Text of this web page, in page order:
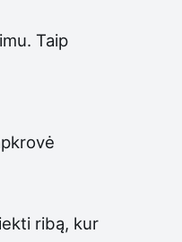
Taip
ribą, kur